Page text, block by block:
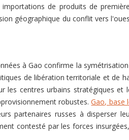
de produits de
géographique du conflit vers
à Gao confirme la
de libération territoriale et de
centres urbains stratégiques et
robustes.Gao, base
partenaires russes à disperser
contesté par les forces